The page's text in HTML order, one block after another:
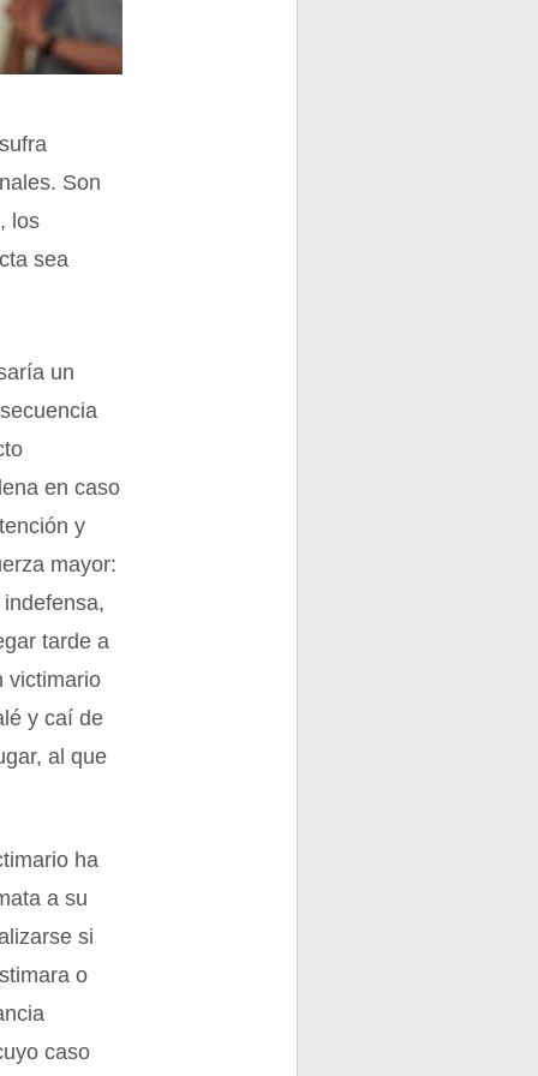
Son
los
sea
un
en caso
y
mayor:
tarde a
victimario
y caí de
al que
ha
a su
si
o
caso